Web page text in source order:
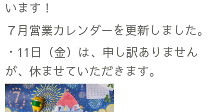
います！
７月営業カレンダーを更新しました。
・11日（金）は、申し訳ありません
が、休ませていただきます。